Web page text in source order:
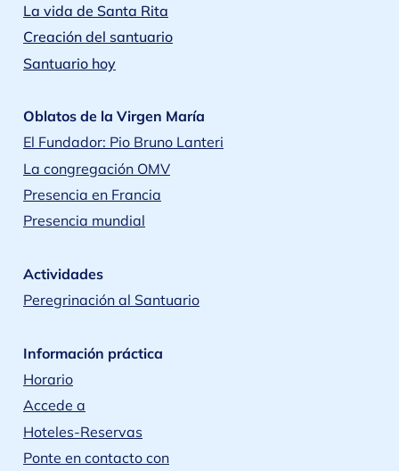
La vida de Santa Rita
Creación del santuario
Santuario hoy
Oblatos de la Virgen María
El Fundador: Pio Bruno Lanteri
La congregación OMV
Presencia en Francia
Presencia mundial
Actividades
Peregrinación al Santuario
Información práctica
Horario
Accede a
Hoteles-Reservas
Ponte en contacto con